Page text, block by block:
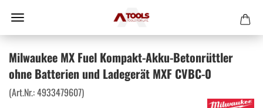
Milwaukee MX Fuel Kompakt-Akku-Betonrüttler
ohne Batterien und Ladegerät MXF CVBC-0
(Art.Nr.:4933479607)